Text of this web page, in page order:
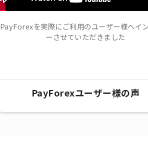
PayForexを実際にご利用のユーザー様へイ
ーさせていただきました
PayForexユーザー様の声​